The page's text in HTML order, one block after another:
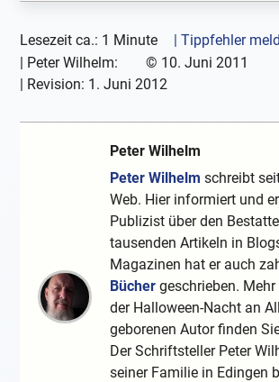
Lesezeit ca.: 1 Minute
| Tippfehler
| Peter Wilhelm: © 10. Juni 2011
| Revision: 1. Juni 2012
Peter Wilhelm
Peter Wilhelm schreibt
Web. Hier informiert und
Publizist über den
tausenden Artikeln in
Magazinen hat er auch
Bücher geschrieben.
der Halloween-Nacht an
geborenen Autor finden
Der Schriftsteller Peter
seiner Familie in Edingen